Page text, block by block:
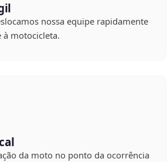
nossa equipe rapidamente
à motocicleta.
da moto no ponto da ocorrência